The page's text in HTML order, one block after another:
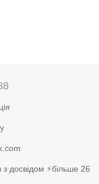
досвідом ⚡більше 26